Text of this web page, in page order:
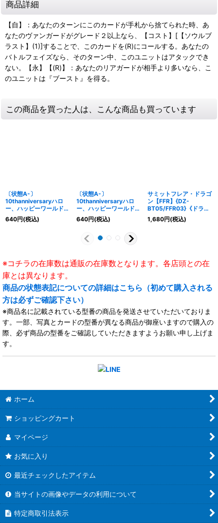
商品詳細
【自】：あなたのターンにこのカードが手札から捨てられた時、あ
なたのヴァンガードがグレード２以上なら、【コスト】[【ソウルブ
ラスト】(1)]することで、このカードを(R)にコールする。あなたの
バトルフェイズなら、そのターン中、このユニットはアタックでき
ない。【永】【(R)】：あなたのリアガードが相手より多いなら、こ
のユニットは『ブースト』を得る。
この商品を買った人は、こんな商品も買っています
〔状態A-〕
10thanniversaryハロ
ー、ハッピーワールド！
瀬田薫【EX】{DZ-
BT10/EX22}《その他》
640円(税込)
〔状態A-〕
10thanniversaryハロ
ー、ハッピーワールド！
北沢はぐみ【EX】{DZ-
BT10/EX23}《その他》
640円(税込)
サミットフレア・ドラゴ
ン【FFR】{DZ-
BT05/FFR03}《ドラゴ
ンエンパイア》
1,680円(税込)
※コチラの在庫数は通販の在庫数となります。各店頭との在
庫とは異なります。
商品の状態表記についての詳細はこちら（初めて購入される
方は必ずご確認下さい）
※商品名に記載されている型番の商品を発送させていただいておりま
す。一部、写真とカードの型番が異なる商品が御座いますので購入の
際、必ず商品の型番をご確認していただきますようお願い申し上げま
す。
ホーム
ショッピングカート
マイページ
お気に入り
最近チェックしたアイテム
当サイトの画像やデータの利用について
特定商取引法表示